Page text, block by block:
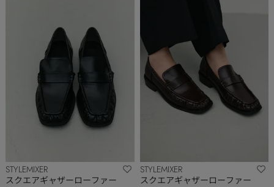
STYLEMIXER
スクエアギャザーローファー
STYLEMIXER
スクエアギャザーローファー